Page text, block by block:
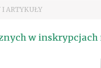
I ARTYKUŁY
w